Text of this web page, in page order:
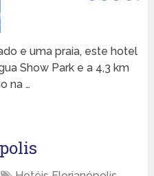
e uma praia, este hotel
Show Park e a 4,3 km
na …